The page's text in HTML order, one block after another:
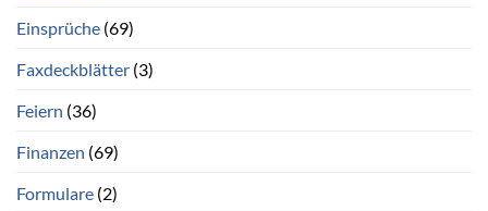
Einsprüche (69)
Faxdeckblätter (3)
Feiern (36)
Finanzen (69)
Formulare (2)